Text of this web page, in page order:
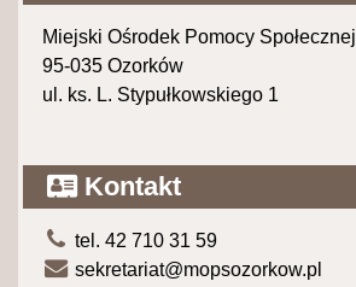
Miejski Ośrodek Pomocy Społecznej
95-035 Ozorków
ul. ks. L. Stypułkowskiego 1
Kontakt
tel. 42 710 31 59
sekretariat@mopsozorkow.pl